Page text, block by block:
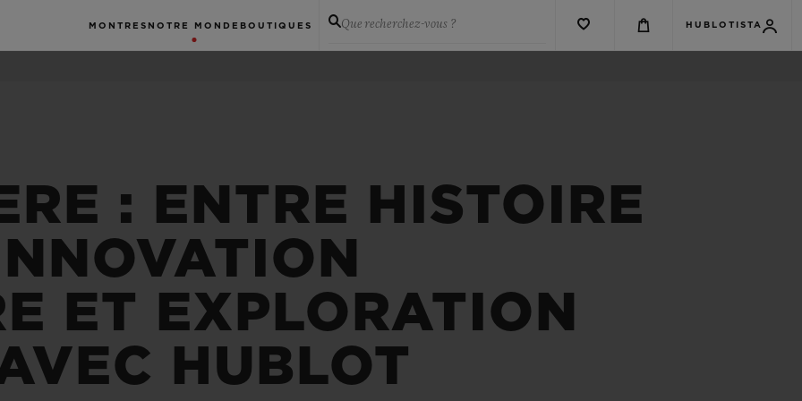
MONTRES NOTRE MONDE BOUTIQUES Que recherchez-vous ? HUBLOTISTA
: ENTRE HISTOIRE
ET EXPLORATION
HUBLOT